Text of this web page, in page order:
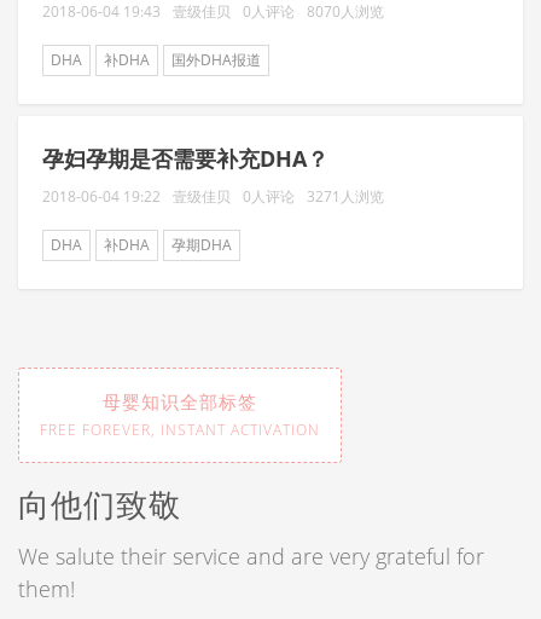
2018-06-04 19:43 壹级佳贝 0人评论 8070人浏览
DHA 补DHA 国外DHA报道
孕妇孕期是否需要补充DHA？
2018-06-04 19:22 壹级佳贝 0人评论 3271人浏览
DHA 补DHA 孕期DHA
母婴知识全部标签
FREE FOREVER, INSTANT ACTIVATION
向他们致敬
We salute their service and are very grateful for
them!